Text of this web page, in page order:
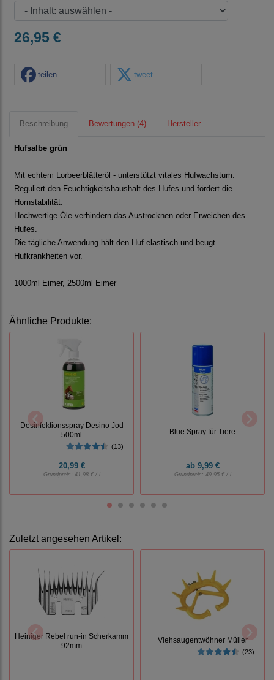
26,95 €
teilen tweet
Beschreibung Bewertungen (4) Hersteller
Hufsalbe grün
Mit echtem Lorbeerblätteröl - unterstützt vitales Hufwachstum.
Reguliert den Feuchtigkeitshaushalt des Hufes und fördert die
Hornstabilität.
Hochwertige Öle verhindern das Austrocknen oder Erweichen des
Hufes.
Die tägliche Anwendung hält den Huf elastisch und beugt
Hufkrankheiten vor.
1000ml Eimer, 2500ml Eimer
Ähnliche Produkte:
Desinfektionsspray Desino Jod
500ml
(13)
20,99 €
Grundpreis: 41,98 € / l
Blue Spray für Tiere
ab9,99 €
Grundpreis: 49,95 € / l
Zuletzt angesehen Artikel:
Heiniger Rebel run-in Scherkamm
92mm
Viehsaugentwöhner Müller
(23)